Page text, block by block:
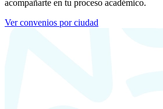
acompañarte en tu proceso académico.
Ver convenios por ciudad